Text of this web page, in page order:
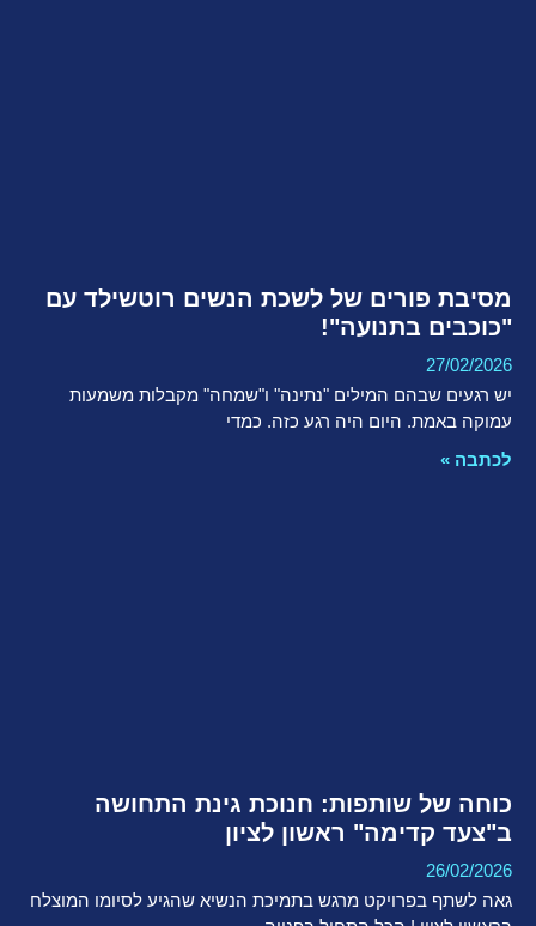
מסיבת פורים של לשכת הנשים רוטשילד עם
"כוכבים בתנועה"!
27/02/2026
יש רגעים שבהם המילים "נתינה" ו"שמחה" מקבלות משמעות
עמוקה באמת. היום היה רגע כזה. ​כמדי
לכתבה »
כוחה של שותפות: חנוכת גינת התחושה
ב"צעד קדימה" ראשון לציון
26/02/2026
גאה לשתף בפרויקט מרגש בתמיכת הנשיא שהגיע לסיומו המוצלח